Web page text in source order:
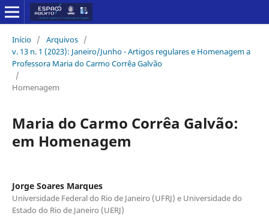
Início / Arquivos /
v. 13 n. 1 (2023): Janeiro/Junho - Artigos regulares e Homenagem a
Professora Maria do Carmo Corrêa Galvão
/
Homenagem
Maria do Carmo Corrêa Galvão:
em Homenagem
Jorge Soares Marques
Universidade Federal do Rio de Janeiro (UFRJ) e Universidade do
Estado do Rio de Janeiro (UERJ)